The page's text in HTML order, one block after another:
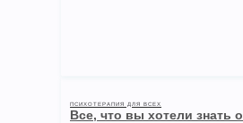
ПСИХОТЕРАПИЯ ДЛЯ ВСЕХ
Все, что вы хотели знать о